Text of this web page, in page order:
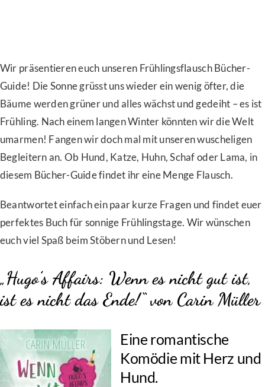
Wir präsentieren euch unseren Frühlingsflausch Bücher-
Guide! Die Sonne grüsst uns wieder ein wenig öfter, die
Bäume werden grüner und alles wächst und gedeiht – es ist
Frühling. Nach einem langen Winter könnten wir die Welt
umarmen! Fangen wir doch mal mit unseren wuscheligen
Begleitern an. Ob Hund, Katze, Huhn, Schaf oder Lama, in
diesem Bücher-Guide findet ihr eine Menge Flausch.
Beantwortet einfach ein paar kurze Fragen und findet euer
perfektes Buch für sonnige Frühlingstage. Wir wünschen
euch viel Spaß beim Stöbern und Lesen!
„Hugo’s Affairs: Wenn es nicht gut ist,
ist es nicht das Ende!“ von Carin Müller
Eine romantische
Komödie mit Herz und
Hund.